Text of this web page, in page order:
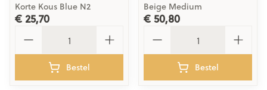
Korte Kous Blue N2
€ 25,70
Bestel
Beige Medium
€ 50,80
Bestel